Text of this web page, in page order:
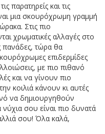
παρατηρείς και τις
μια σκουρόχρωμη γραμμή
Στις πιο
χρωματικές αλλαγές στο
πανάδες, τώρα θα
επιδερμίδες
με πιο πιθανό
και να γίνουν πιο
κοιλιά κάνουν κι αυτές
να δημιουργηθούν
σου είναι πιο δυνατά
σου! Όλα καλά,